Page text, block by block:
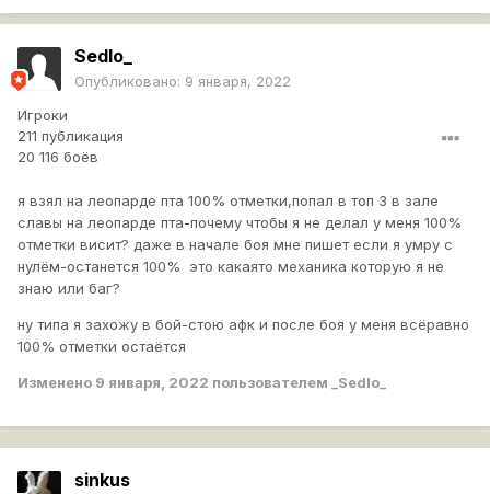
Sedlo_
Опубликовано: 9 января, 2022
Игроки
211 публикация
20 116 боёв
я взял на леопарде пта 100% отметки,попал в топ 3 в зале
славы на леопарде пта-почему чтобы я не делал у меня 100%
отметки висит? даже в начале боя мне пишет если я умру с
нулём-останется 100% это какаято механика которую я не
знаю или баг?
ну типа я захожу в бой-стою афк и после боя у меня всёравно
100% отметки остаётся
Изменено 9 января, 2022 пользователем _Sedlo_
sinkus